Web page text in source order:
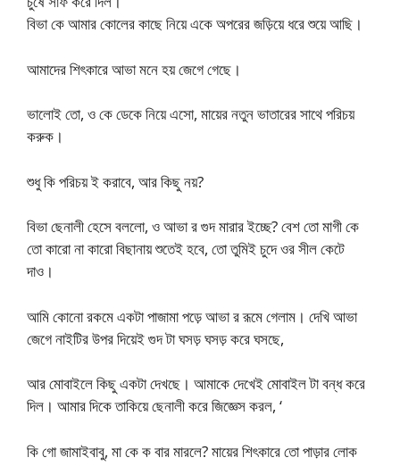
বিভা কে আমার কোলের কাছে নিয়ে একে অপরের জড়িয়ে ধরে শুয়ে আছি।
আমাদের শিৎকারে আভা মনে হয় জেগে গেছে।
ভালোই তো, ও কে ডেকে নিয়ে এসো, মায়ের নতুন ভাতারের সাথে পরিচয়
করুক।
শুধু কি পরিচয় ই করাবে, আর কিছু নয়?
বিভা ছেনালী হেসে বললো, ও আভা র গুদ মারার ইচ্ছে? বেশ তো মাগী কে
তো কারো না কারো বিছানায় শুতেই হবে, তো তুমিই চুদে ওর সীল কেটে
দাও।
আমি কোনো রকমে একটা পাজামা পড়ে আভা র রূমে গেলাম। দেখি আভা
জেগে নাইটির উপর দিয়েই গুদ টা ঘসড় ঘসড় করে ঘসছে,
আর মোবাইলে কিছু একটা দেখছে। আমাকে দেখেই মোবাইল টা বন্ধ করে
দিল। আমার দিকে তাকিয়ে ছেনালী করে জিজ্ঞেস করল, ‘
কি গো জামাইবাবু, মা কে ক বার মারলে? মায়ের শিৎকারে তো পাড়ার লোক